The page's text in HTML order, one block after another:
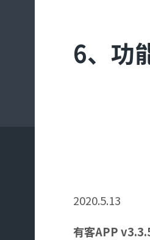
6、功
2020.5.13
有客APP